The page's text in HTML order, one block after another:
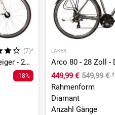
(7)*
Arco 80 - 28 Zoll - Tiefeinsteiger - 2026
-18%
LAKES
Arco 80 - 28 Zoll -
449,99 € 549,99 €¹
Rahmenform
Diamant
Anzahl Gänge